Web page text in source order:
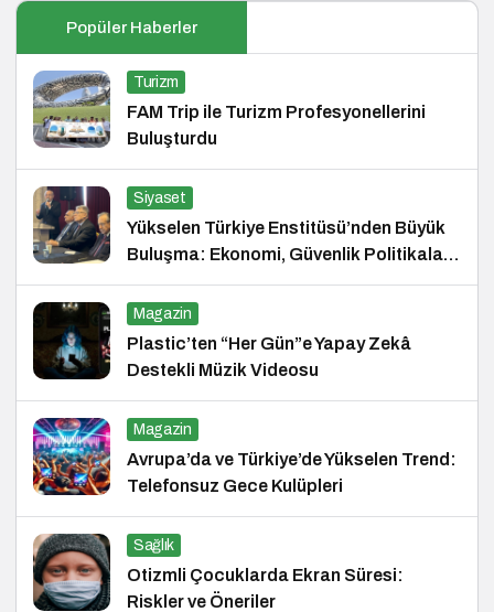
Popüler Haberler
Turizm
FAM Trip ile Turizm Profesyonellerini
Buluşturdu
Siyaset
Yükselen Türkiye Enstitüsü’nden Büyük
Buluşma: Ekonomi, Güvenlik Politikaları
ve Hukuk Konferansı
Magazin
Plastic’ten “Her Gün”e Yapay Zekâ
Destekli Müzik Videosu
Magazin
Avrupa’da ve Türkiye’de Yükselen Trend:
Telefonsuz Gece Kulüpleri
Sağlık
Otizmli Çocuklarda Ekran Süresi:
Riskler ve Öneriler